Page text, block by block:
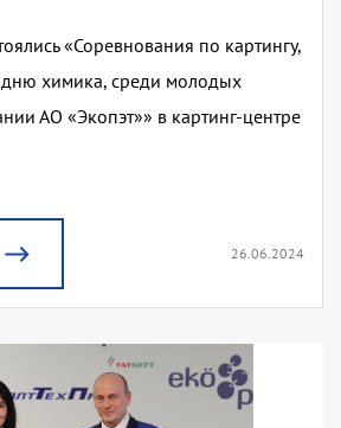
«Соревнования по картингу,
химика, среди молодых
АО «Экопэт»» в картинг-центре
26.06.2024